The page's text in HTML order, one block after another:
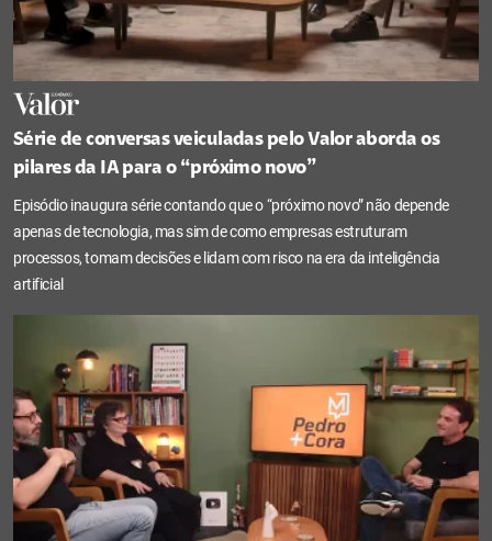
Série de conversas veiculadas pelo Valor aborda os
pilares da IA para o “próximo novo”
Episódio inaugura série contando que o “próximo novo” não depende
apenas de tecnologia, mas sim de como empresas estruturam
processos, tomam decisões e lidam com risco na era da inteligência
artificial